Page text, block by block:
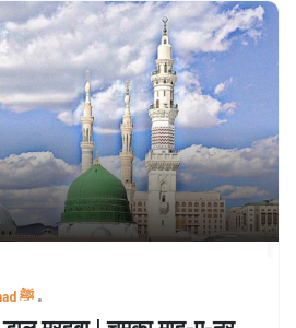
Muhammad ﷺ